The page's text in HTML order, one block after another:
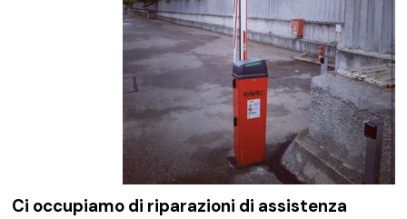
Ci occupiamo di riparazioni di assistenza